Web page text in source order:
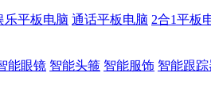
乐平板电脑 通话平板电脑 2合1平板
能眼镜 智能头箍 智能服饰 智能跟踪